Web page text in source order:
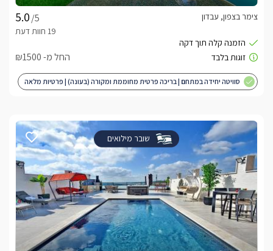
/5
צימר בצפון, עבדון
החל מ- ₪1500
סוויטה יחידה במתחם | בריכה פרטית מחוממת ומקורה (בעונה) | פרטיות מלאה
שובר מילואים